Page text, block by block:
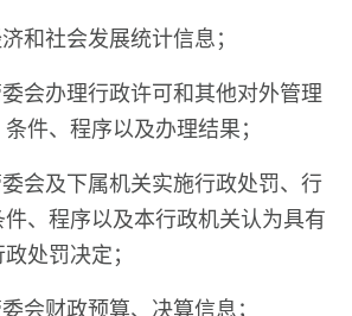
和社会发展统计信息；
会办理行政许可和其他对外管理
件、程序以及办理结果；
会及下属机关实施行政处罚、行
、程序以及本行政机关认为具有
处罚决定；
会财政预算、决算信息；